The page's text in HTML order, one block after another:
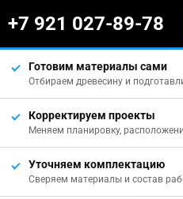
+7 921 027-89-78
Готовим материалы сами
Отбираем древесину и
Корректируем проекты
Меняем планировку,
Уточняем комплектацию
Сверяем материалы и состав